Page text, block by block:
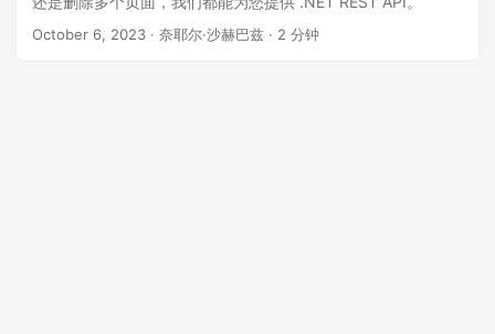
October 6, 2023 · 奈耶尔·沙赫巴兹 · 2 分钟